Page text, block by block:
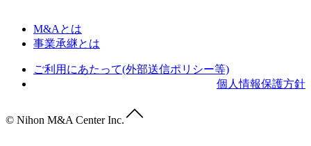
M&Aとは
事業承継とは
ご利用にあたって(外部送信ポリシー等)
個人情報保護方針
© Nihon M&A Center Inc.